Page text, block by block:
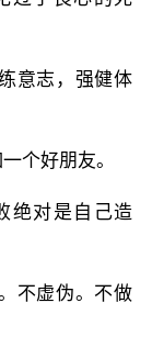
意志，强健体
个好朋友。
绝对是自己造
不虚伪。不做